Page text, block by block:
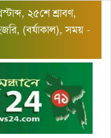
২৫শে শ্রাবণ,
(বর্ষাকাল), সময় -